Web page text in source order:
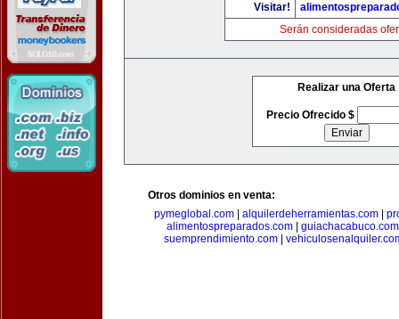
Visitar!
Serán consideradas
Realizar una Oferta
Precio Ofrecido $
Otros dominios en venta:
pymeglobal.com| alquilerdeherramientas.com|
alimentospreparados.com| guiachacabuco.com
suemprendimiento.com|